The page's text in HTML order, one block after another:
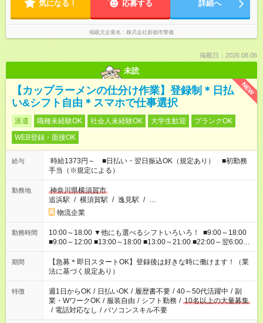
気になる！ 応募する 詳細へ
掲載元企業名 株式会社新都市警備
掲載日：2026.08.06
未読
NEW
【カップラーメンの仕分け作業】登録制＊日払
い&シフト自由＊スマホで仕事選択
派遣 職種未経験OK 社会人未経験OK 大学生歓迎
ブランクOK
WEB登録・面接OK
給与
時給1373円～ ■日払い・翌日振込OK（規定あり） ■初勤務
手当（※規定による）
勤務地
神奈川県横須賀市
追浜駅 / 横須賀駅 / 逸見駅 / …
物流企業
勤務時間
10:00～18:00 ▼他にも選べるシフトいろいろ！ ■9:00～18:00
■9:00～12:00 ■13:00～18:00 ■13:00～21:00 ■22:00～翌6:00
など あなたの希望を教えてください！
期間
【急募＊即日スタートOK】登録後は好きな時に働けます！（業
法に基づく規定あり）
特徴 週1日からOK / 日払いOK / 履歴書不要 / 40～50代活躍中 / 副
業・WワークOK / 服装自由 / シフト勤務 / 10名以上の大量募集
/ 電話対応なし / パソコンスキル不要